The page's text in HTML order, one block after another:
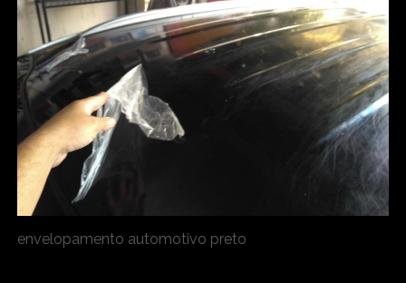
envelopamento automotivo preto